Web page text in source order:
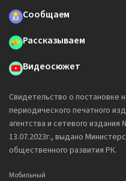
Сообщаем
Рассказываем
Видеосюжет
Свидетельство о постановке
периодического печатного
агентства и сетевого издания
13.07.2023г., выдано
общественного развития РК.
Мобильный